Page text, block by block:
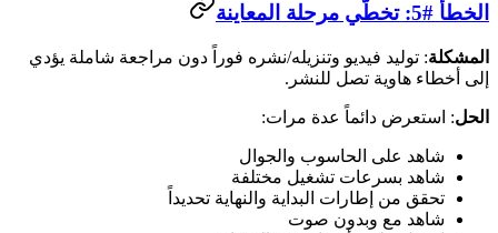
الخطأ #5: تخطّي مرحلة المعاينة
المشكلة: توليد فيديو وتنزيله/نشره فوراً دون مراجعة شاملة يؤدي
إلى أخطاء هاوية تصل للنشر.
الحل: استعرض دائماً عدة مرات:
شاهد على الحاسوب والجوال
شاهد بسرعات تشغيل مختلفة
تحقق من إطارات البداية والنهاية تحديداً
شاهد مع وبدون صوت